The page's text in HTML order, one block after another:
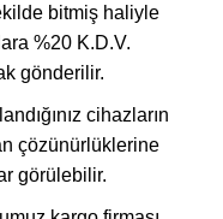
bitmiş haliyle
%20 K.D.V.
gönderilir.
cihazların
çözünürlüklerine
görülebilir.